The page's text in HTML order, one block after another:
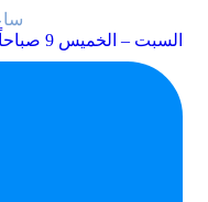
السبت – الخميس 9 صباحاً – 5 مساءً